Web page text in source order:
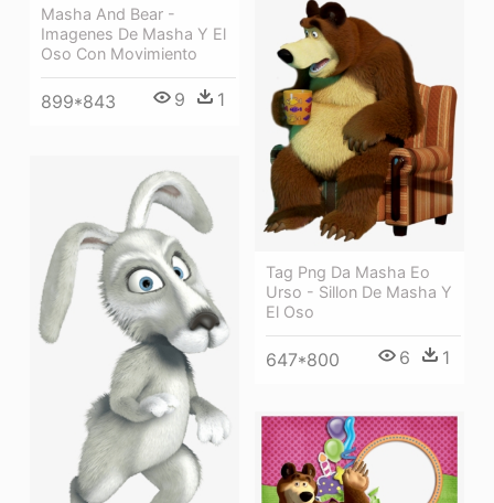
Masha And Bear -
Imagenes De Masha Y El
Oso Con Movimiento
899*843 9 1
Tag Png Da Masha Eo
Urso - Sillon De Masha Y
El Oso
647*800 6 1